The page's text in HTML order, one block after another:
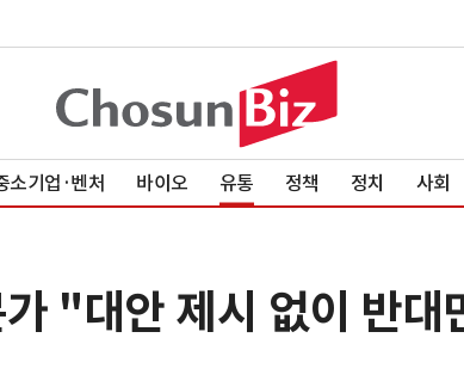
소기업·벤처 바이오 유통 정책 정치 사회
"대안 제시 없이 반대